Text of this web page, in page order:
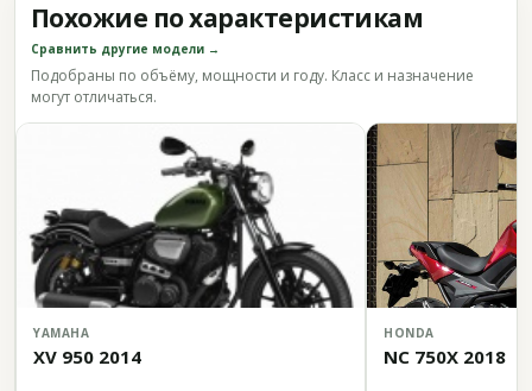
Похожие по характеристикам
Сравнить другие модели →
Подобраны по объёму, мощности и году. Класс и назначение
могут отличаться.
YAMAHA
XV 950 2014
HONDA
NC 750X 2018